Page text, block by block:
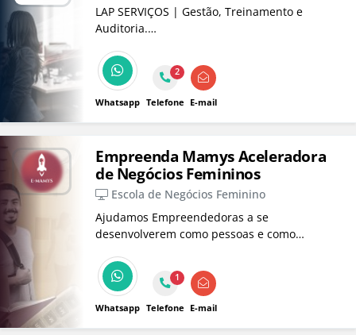
LAP SERVIÇOS | Gestão, Treinamento e
Auditoria.
Conduta, Sistemas da Qualidade ISO 9001 &
Meio Ambiente ISO 14001 em Taubaté,
Campinas e Regiões Metropolitanas.
Whatsapp
2
Telefone E-mail
Empreenda Mamys Aceleradora
de Negócios Femininos
Escola de Negócios Feminino
Ajudamos Empreendedoras a se
desenvolverem como pessoas e como
sua história e lideres emocionalmente e
profissionalmente.
Whatsapp
1
Telefone E-mail